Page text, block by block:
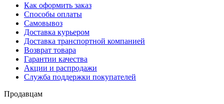
Как оформить заказ
Способы оплаты
Самовывоз
Доставка курьером
Доставка транспортной компанией
Возврат товара
Гарантии качества
Акции и распродажи
Служба поддержки покупателей
Продавцам